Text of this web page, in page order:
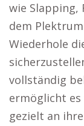
wie Slapping,
dem
Wiederhole
vollständig
ermöglicht
gezielt an